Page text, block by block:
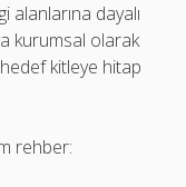
alanlarına dayalı
kurumsal olarak
kitleye hitap
rehber: